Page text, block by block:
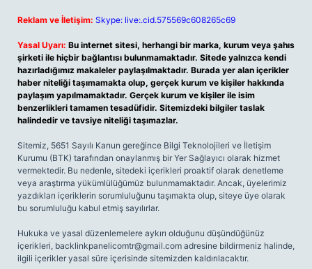
Reklam ve İletişim: Skype: live:.cid.575569c608265c69
Yasal Uyarı: Bu internet sitesi, herhangi bir marka, kurum veya şahıs
şirketi ile hiçbir bağlantısı bulunmamaktadır. Sitede yalnızca kendi
hazırladığımız makaleler paylaşılmaktadır. Burada yer alan içerikler
haber niteliği taşımamakta olup, gerçek kurum ve kişiler hakkında
paylaşım yapılmamaktadır. Gerçek kurum ve kişiler ile isim
benzerlikleri tamamen tesadüfidir. Sitemizdeki bilgiler taslak
halindedir ve tavsiye niteliği taşımazlar.
Sitemiz, 5651 Sayılı Kanun gereğince Bilgi Teknolojileri ve İletişim
Kurumu (BTK) tarafından onaylanmış bir Yer Sağlayıcı olarak hizmet
vermektedir. Bu nedenle, sitedeki içerikleri proaktif olarak denetleme
veya araştırma yükümlülüğümüz bulunmamaktadır. Ancak, üyelerimiz
yazdıkları içeriklerin sorumluluğunu taşımakta olup, siteye üye olarak
bu sorumluluğu kabul etmiş sayılırlar.
Hukuka ve yasal düzenlemelere aykırı olduğunu düşündüğünüz
içerikleri, backlinkpanelicomtr@gmail.com adresine bildirmeniz halinde,
ilgili içerikler yasal süre içerisinde sitemizden kaldırılacaktır.